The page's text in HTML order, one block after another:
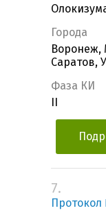
Города
Воронеж,
Саратов,
Фаза КИ
7.
Протокол